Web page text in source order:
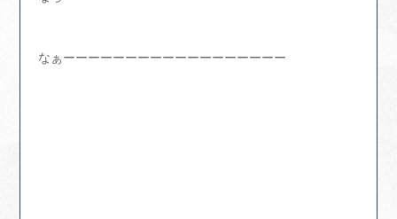
なぁーーーーーーーーーーーーーーーーーー